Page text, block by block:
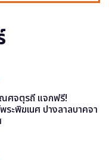
ศจตุรถี แจกฟรี!
ระพิฆเนศ ปางลาลบาคจา